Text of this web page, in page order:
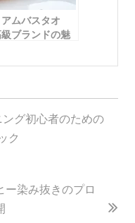
ムバスタオ
ブランドの魅
グ初心者のための
ク
ー染み抜きのプロ